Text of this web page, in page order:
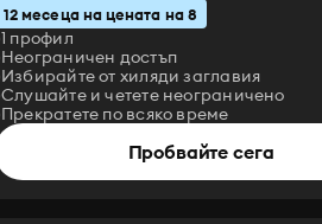
12 месеца на цената на 8
1 профил
Неограничен достъп
Избирайте от хиляди заглавия
Слушайте и четете неограничено
Прекратете по всяко време
Пробвайте сега